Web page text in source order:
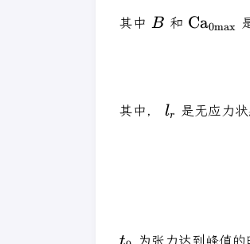
其中 B
B 和 Ca0max
其中， l_{r}
lr 是无应力
t_{0}